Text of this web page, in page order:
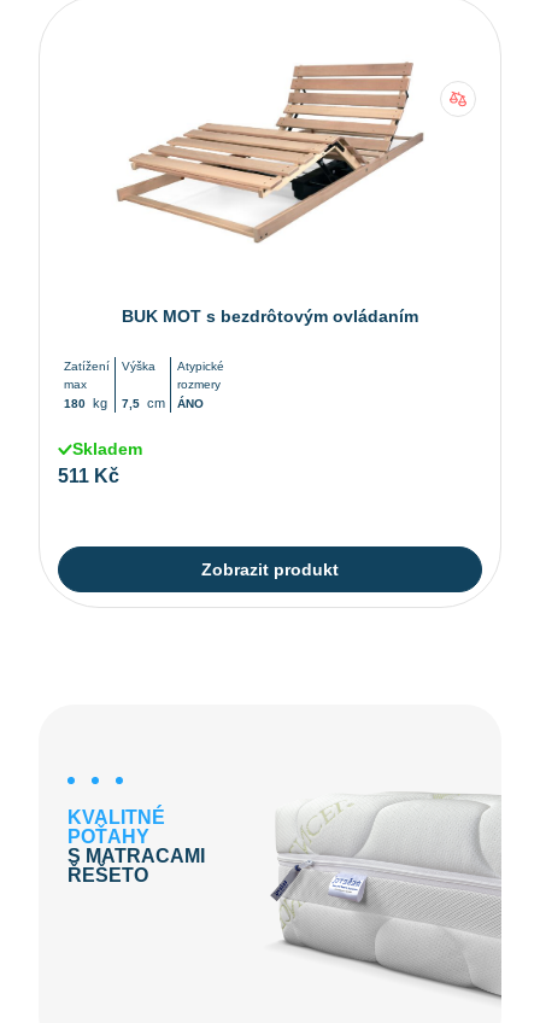
BUK MOT s bezdrôtovým ovládaním
Zatížení
max
180 kg
Výška
7,5 cm
Atypické
rozmery
ÁNO
Skladem
511 Kč
Zobrazit produkt
KVALITNÉ
POŤAHY
S MATRACAMI
ŘEŠETO